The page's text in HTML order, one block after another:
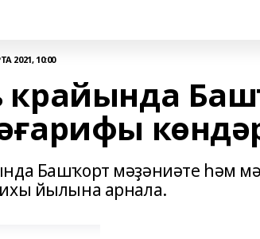
2021, 10:00
Башҡорт мәҙәниәте һәм
йылына арнала.